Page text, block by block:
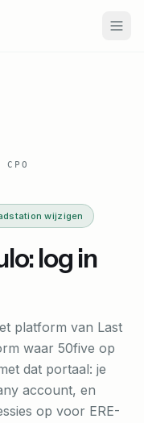
wijzigen
log in
platform van Last
waar 50five op
dat portaal: je
account, en
op voor ERE-